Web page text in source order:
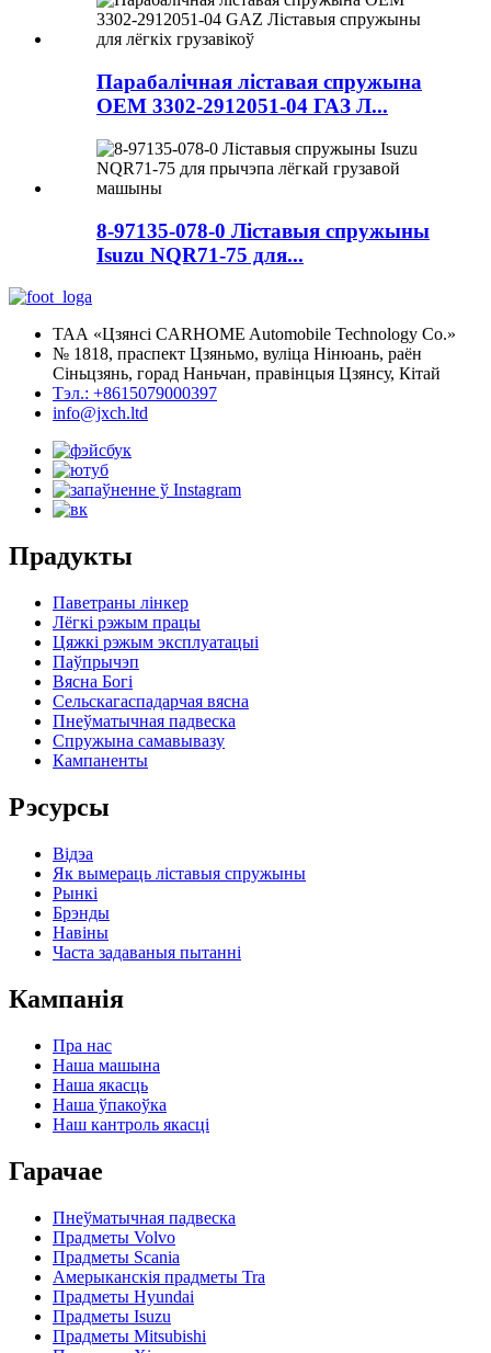
Парабалічная ліставая спружына
OEM 3302-2912051-04 ГАЗ Л...
8-97135-078-0 Ліставыя спружыны
Isuzu NQR71-75 для...
ТАА «Цзянсі CARHOME Automobile Technology Co.»
№ 1818, праспект Цзяньмо, вуліца Нінюань, раён
Сіньцзянь, горад Наньчан, правінцыя Цзянсу, Кітай
Тэл.: +8615079000397
info@jxch.ltd
Прадукты
Паветраны лінкер
Лёгкі рэжым працы
Цяжкі рэжым эксплуатацыі
Паўпрычэп
Вясна Богі
Сельскагаспадарчая вясна
Пнеўматычная падвеска
Спружына самавывазу
Кампаненты
Рэсурсы
Відэа
Як вымераць ліставыя спружыны
Рынкі
Брэнды
Навіны
Часта задаваныя пытанні
Кампанія
Пра нас
Наша машына
Наша якасць
Наша ўпакоўка
Наш кантроль якасці
Гарачае
Пнеўматычная падвеска
Прадметы Volvo
Прадметы Scania
Амерыканскія прадметы Tra
Прадметы Hyundai
Прадметы Isuzu
Прадметы Mitsubishi